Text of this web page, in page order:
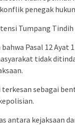
penegak
Tumpang
Pasal 12 Ayat
tidak
sebagai
antara kejaksaan